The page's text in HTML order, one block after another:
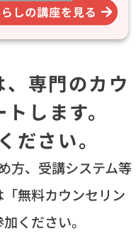
専門のカウ
します。
ださい。
方、受講システム等
「無料カウンセリン
ください。